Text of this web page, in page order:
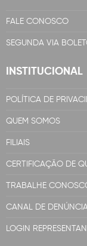
FALE CONOSCO
SEGUNDA VIA
INSTITUCIONAL
POLÍTICA DE
QUEM SOMOS
FILIAIS
CERTIFICAÇÃO DE
TRABALHE
CANAL DE
LOGIN